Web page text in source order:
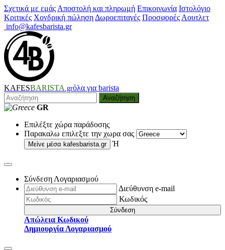
Σχετικά με εμάς Αποστολή και πληρωμή Επικοινωνία Ιστολόγιο
Κριτικές Χονδρική πώληση Δωροεπιταγές Προσφορές Αουτλετ
info@kafesbarista.gr
KAFESBARISTA .grόλα για barista
Αναζήτηση
GR
Επιλέξτε χώρα παράδοσης
Παρακαλω επιλεξτε την χωρα σας
Μείνε μέσα kafesbarista.gr Ή
Σύνδεση Λογαριασμού
Διεύθυνση e-mail
Κωδικός
Σύνδεση
Απώλεια Κωδικού
Δημιουργία Λογαριασμού